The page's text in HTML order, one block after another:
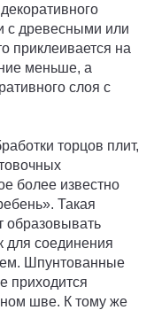
с древесными или
приклеивается на
меньше, а
слоя с
торцов плит,
более известно
Такая
образовывать
для соединения
Шпунтованные
приходится
шве. К тому же